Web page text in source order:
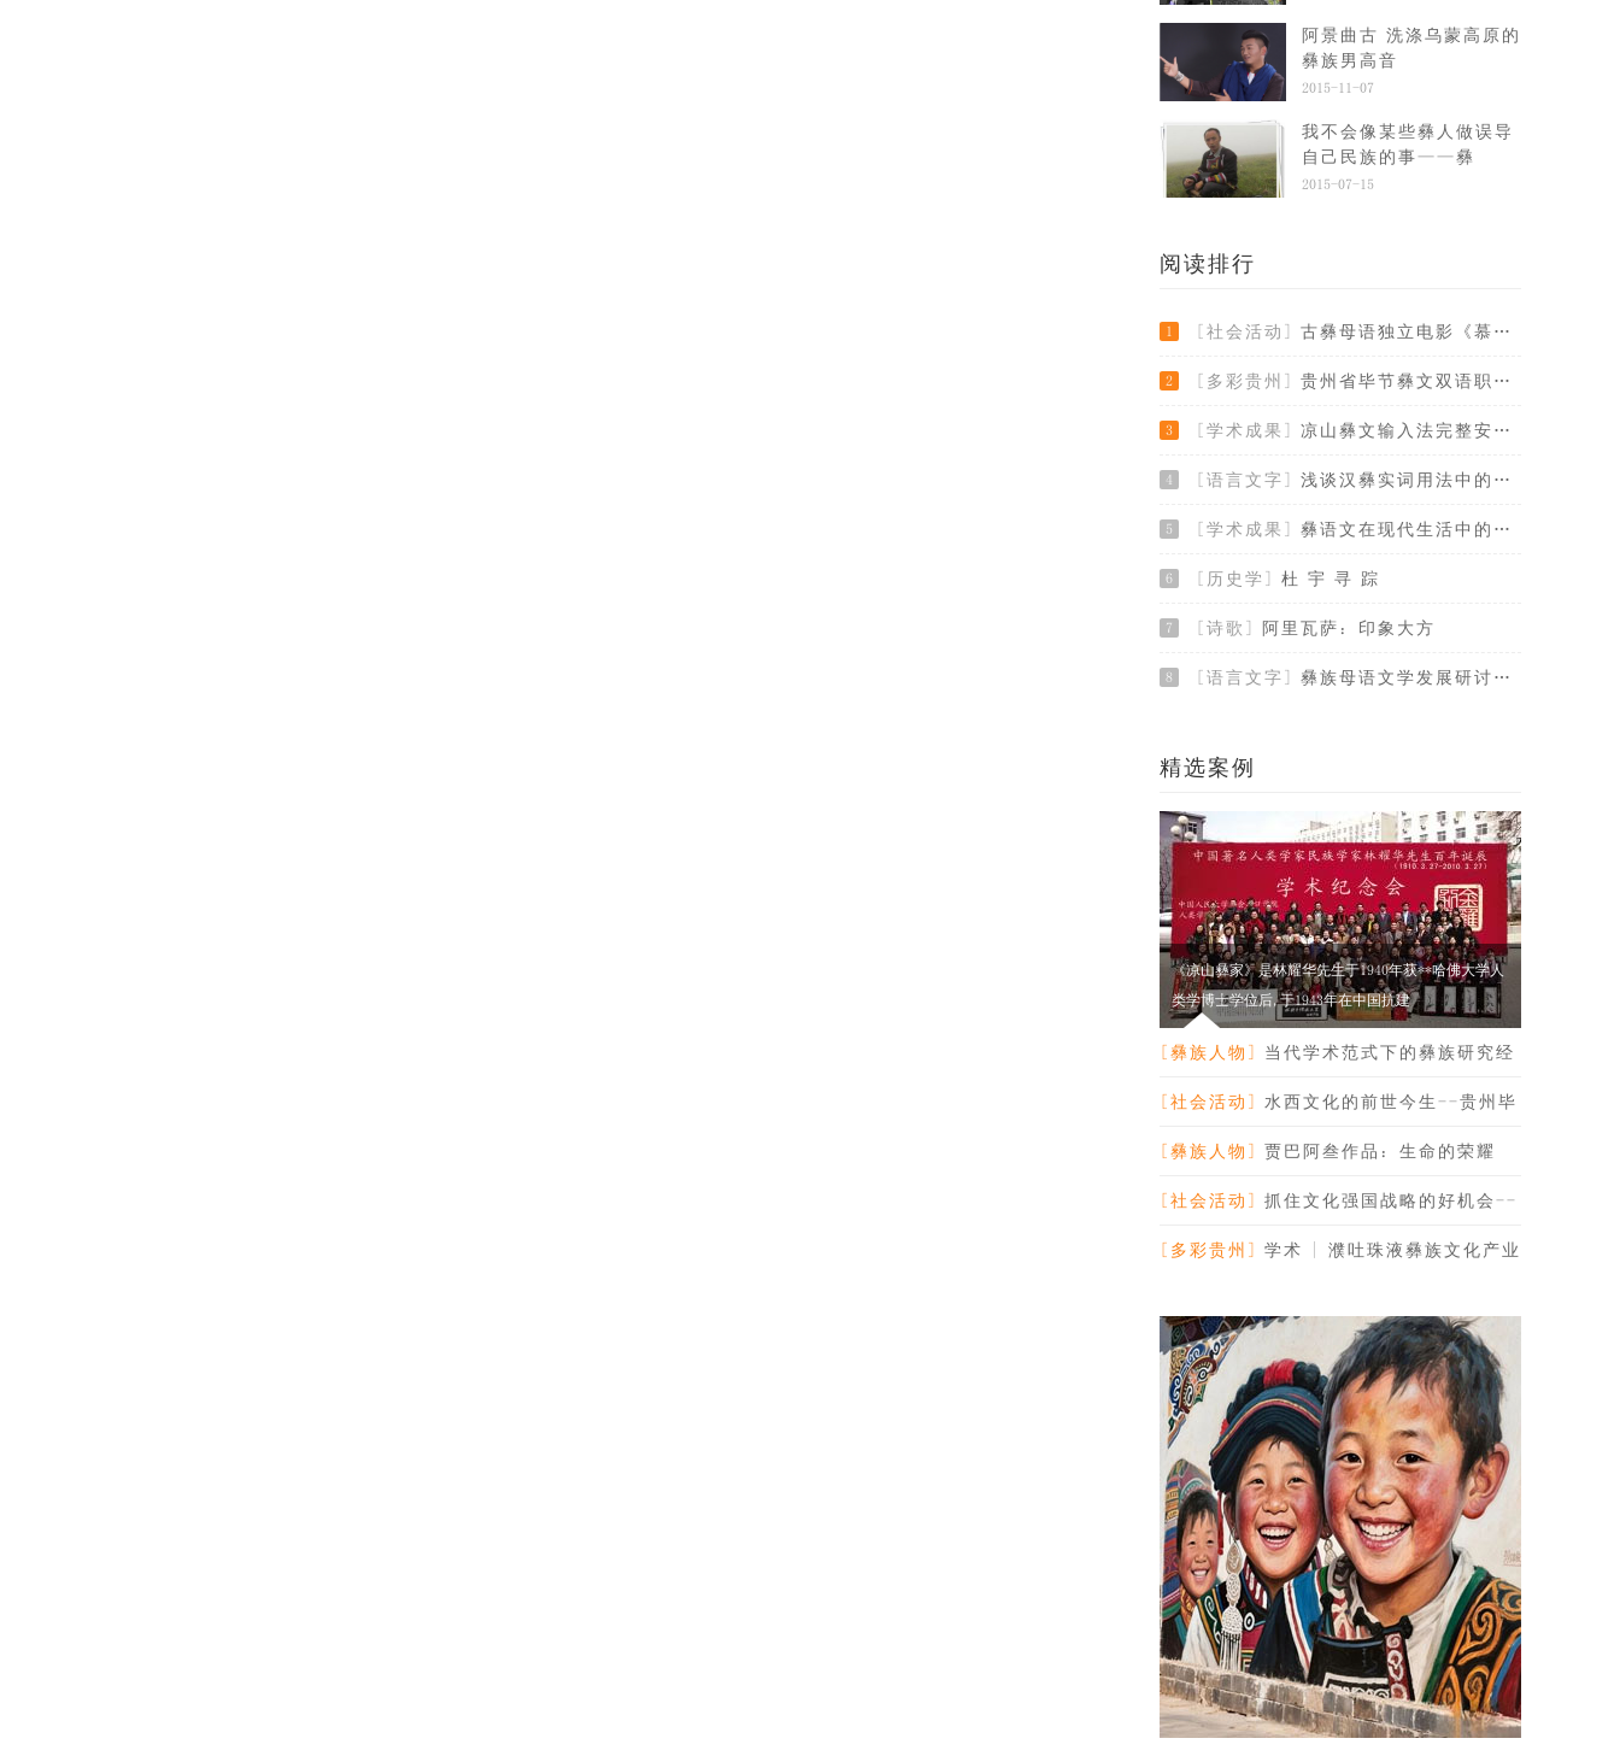
阿景曲古 洗涤乌蒙高原的
彝族男高音
2015-11-07
我不会像某些彝人做误导
自己民族的事——彝
2015-07-15
阅读排行
1 [社会活动] 古彝母语独立电影《慕俄格往事》演员征集令
2 [多彩贵州] 贵州省毕节彝文双语职业学校应邀参加多地彝
3 [学术成果] 凉山彝文输入法完整安装版
4 [语言文字] 浅谈汉彝实词用法中的几个问题
5 [学术成果] 彝语文在现代生活中的使用、传承与发展
6 [历史学] 杜 宇 寻 踪
7 [诗歌] 阿里瓦萨：印象大方
8 [语言文字] 彝族母语文学发展研讨会纪要
精选案例
《凉山彝家》是林耀华先生于1940年获**哈佛大学人
类学博士学位后,于1943年在中国抗建
[彝族人物] 当代学术范式下的彝族研究经
典-纪念林耀华
[社会活动] 水西文化的前世今生--贵州毕
节市人大主任安
[彝族人物] 贾巴阿叁作品：生命的荣耀
[社会活动] 抓住文化强国战略的好机会--
贵州副省长禄智
[多彩贵州] 学术 | 濮吐珠液彝族文化产业